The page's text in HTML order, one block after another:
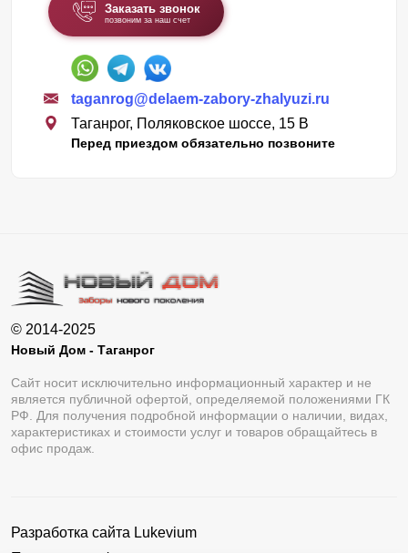
Заказать звонок
позвоним за наш счет
taganrog@delaem-zabory-zhalyuzi.ru
Таганрог, Поляковское шоссе, 15 В
Перед приездом обязательно позвоните
© 2014-2025
Новый Дом - Таганрог
Сайт носит исключительно информационный характер и не
является публичной офертой, определяемой положениями ГК
РФ. Для получения подробной информации о наличии, видах,
характеристиках и стоимости услуг и товаров обращайтесь в
офис продаж.
Разработка сайта Lukevium